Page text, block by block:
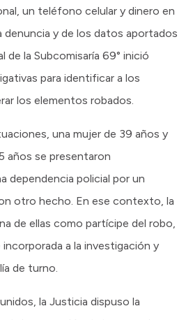
un teléfono celular y dinero en
y de los datos aportados
de la Subcomisaría 69° inició
para identificar a los
los elementos robados.
una mujer de 39 años y
años se presentaron
dependencia policial por un
otro hecho. En ese contexto, la
de ellas como partícipe del robo,
a la investigación y
de turno.
la Justicia dispuso la